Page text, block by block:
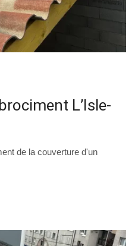
L’Isle-
de la couverture d'un